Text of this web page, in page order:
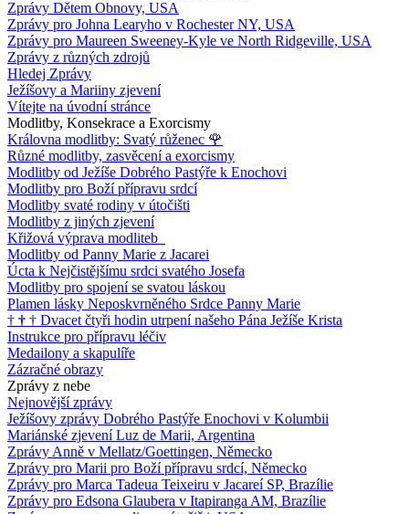
Zprávy Dětem Obnovy, USA
Zprávy pro Johna Learyho v Rochester NY, USA
Zprávy pro Maureen Sweeney-Kyle ve North Ridgeville, USA
Zprávy z různých zdrojů
Hledej Zprávy
Ježíšovy a Mariiny zjevení
Vítejte na úvodní stránce
Modlitby, Konsekrace a Exorcismy
Královna modlitby: Svatý růženec 🌹
Různé modlitby, zasvěcení a exorcismy
Modlitby od Ježíše Dobrého Pastýře k Enochovi
Modlitby pro Boží přípravu srdcí
Modlitby svaté rodiny v útočišti
Modlitby z jiných zjevení
Křižová výprava modliteb
Modlitby od Panny Marie z Jacarei
Úcta k Nejčistějšímu srdci svatého Josefa
Modlitby pro spojení se svatou láskou
Plamen lásky Neposkvrněného Srdce Panny Marie
† † † Dvacet čtyři hodin utrpení našeho Pána Ježíše Krista
Instrukce pro přípravu léčiv
Medailony a skapulíře
Zázračné obrazy
Zprávy z nebe
Nejnovější zprávy
Ježíšovy zprávy Dobrého Pastýře Enochovi v Kolumbii
Mariánské zjevení Luz de Marii, Argentina
Zprávy Anně v Mellatz/Goettingen, Německo
Zprávy pro Marii pro Boží přípravu srdcí, Německo
Zprávy pro Marca Tadeua Teixeiru v Jacareí SP, Brazílie
Zprávy pro Edsona Glaubera v Itapiranga AM, Brazílie